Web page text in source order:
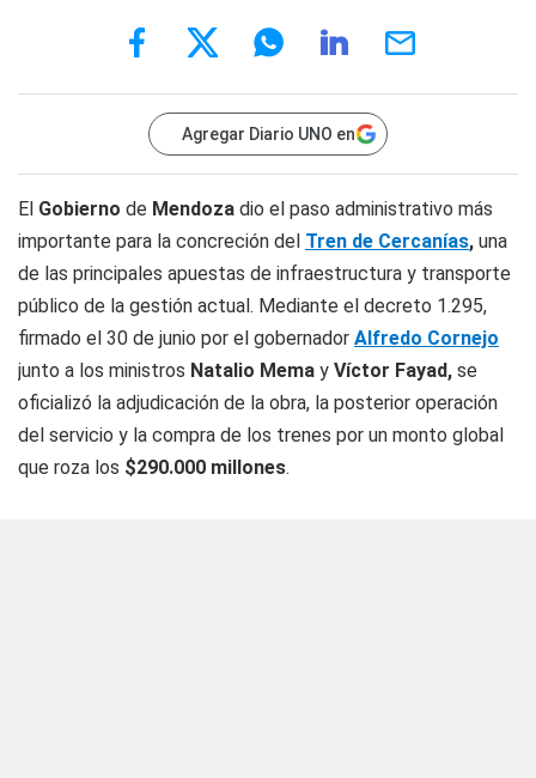
Agregar Diario UNO en
El Gobierno de Mendoza dio el paso administrativo más
importante para la concreción del Tren de Cercanías, una
de las principales apuestas de infraestructura y transporte
público de la gestión actual. Mediante el decreto 1.295,
firmado el 30 de junio por el gobernador Alfredo Cornejo
junto a los ministros Natalio Mema y Víctor Fayad, se
oficializó la adjudicación de la obra, la posterior operación
del servicio y la compra de los trenes por un monto global
que roza los $290.000 millones.